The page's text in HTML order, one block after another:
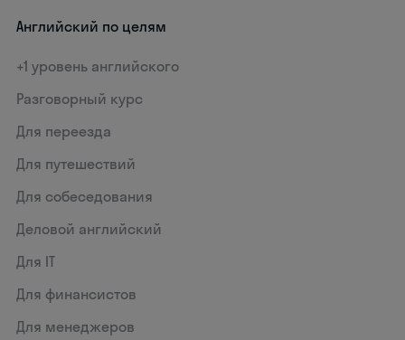
Английский по целям
+1 уровень английского
Разговорный курс
Для переезда
Для путешествий
Для собеседования
Деловой английский
Для IT
Для финансистов
Для менеджеров